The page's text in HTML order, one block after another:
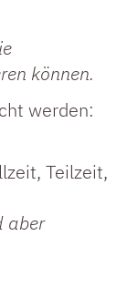
können.
werden:
Teilzeit,
aber